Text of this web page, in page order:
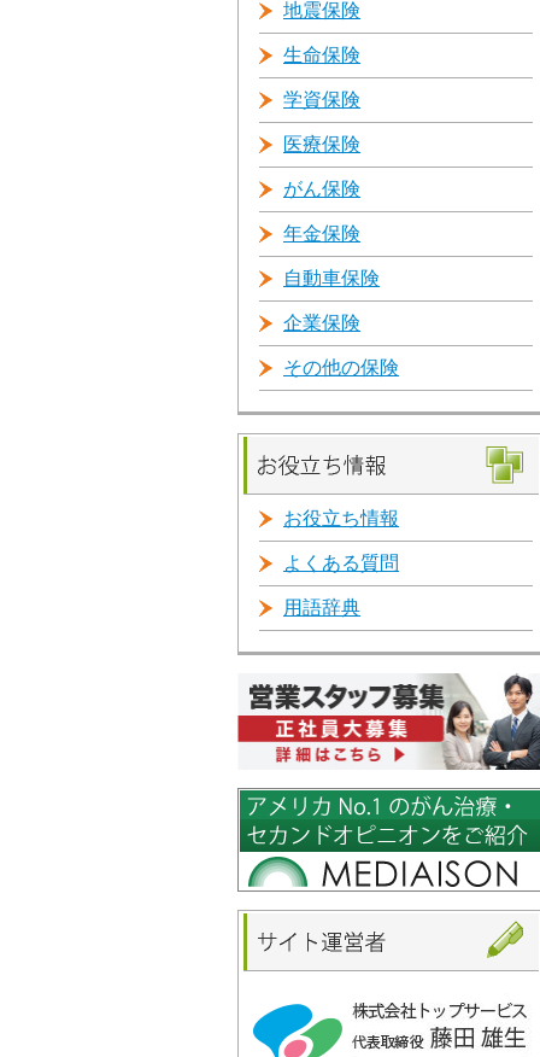
地震保険
生命保険
学資保険
医療保険
がん保険
年金保険
自動車保険
企業保険
その他の保険
お役立ち情報
よくある質問
用語辞典